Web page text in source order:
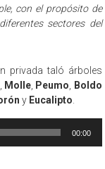
con el propósito de
sectores del
privada taló árboles
Molle, Peumo
Boldo
y Eucalipto
00:00